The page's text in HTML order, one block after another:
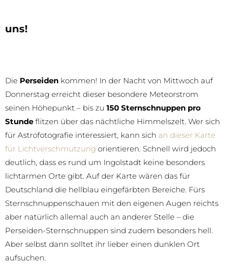
uns!
Die Perseiden kommen! In der Nacht von Mittwoch auf
Donnerstag erreicht dieser besondere Meteorstrom
seinen Höhepunkt – bis zu 150 Sternschnuppen pro
Stunde flitzen über das nächtliche Himmelszelt. Wer sich
für Astrofotografie interessiert, kann sich an dieser Karte
für Lichtverschmutzung orientieren. Schnell wird jedoch
deutlich, dass es rund um Ingolstadt keine besonders
lichtarmen Orte gibt. Auf der Karte wären das für
Deutschland die hellblau eingefärbten Bereiche. Fürs
Sternschnuppenschauen mit den eigenen Augen reichts
aber natürlich allemal auch an anderer Stelle – die
Perseiden-Sternschnuppen sind zudem besonders hell.
Aber selbst dann solltet ihr lieber einen dunklen Ort
aufsuchen.